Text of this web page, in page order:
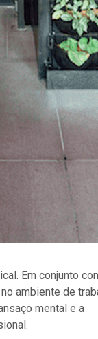
Em conjunto
ambiente de
mental e a